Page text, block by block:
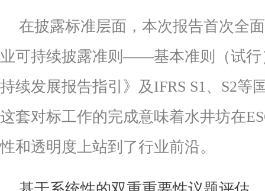
在披露标准层面，本次报告首次全
业可持续披露准则——基本准则（试行
持续发展报告指引》及IFRS S1、S2等
这套对标工作的完成意味着水井坊在
性和透明度上站到了行业前沿。